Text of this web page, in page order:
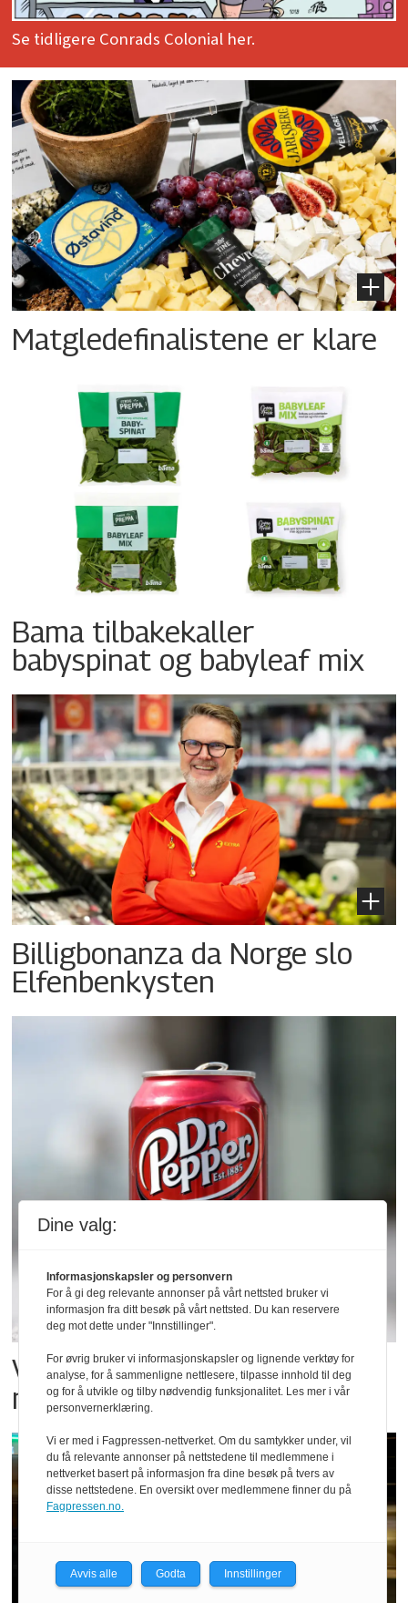
Se tidligere Conrads Colonial her.
Matgledefinalistene er klare
Bama tilbakekaller
babyspinat og babyleaf mix
Billigbonanza da Norge slo
Elfenbenkysten
Vil vokse i brusmarkedet
med Dr Pepper
Dine valg:
Informasjonskapsler og personvern
For å gi deg relevante annonser på vårt nettsted bruker vi
informasjon fra ditt besøk på vårt nettsted. Du kan reservere
deg mot dette under "Innstillinger".
For øvrig bruker vi informasjonskapsler og lignende verktøy for
analyse, for å sammenligne nettlesere, tilpasse innhold til deg
og for å utvikle og tilby nødvendig funksjonalitet. Les mer i vår
personvernerklæring.
Vi er med i Fagpressen-nettverket. Om du samtykker under, vil
du få relevante annonser på nettstedene til medlemmene i
nettverket basert på informasjon fra dine besøk på tvers av
disse nettstedene. En oversikt over medlemmene finner du på
Fagpressen.no.
Avvis alle Godta Innstillinger